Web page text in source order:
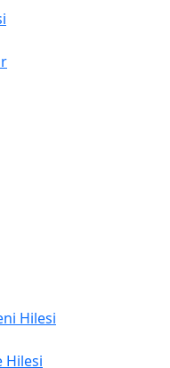
Hilesi
Hilesi